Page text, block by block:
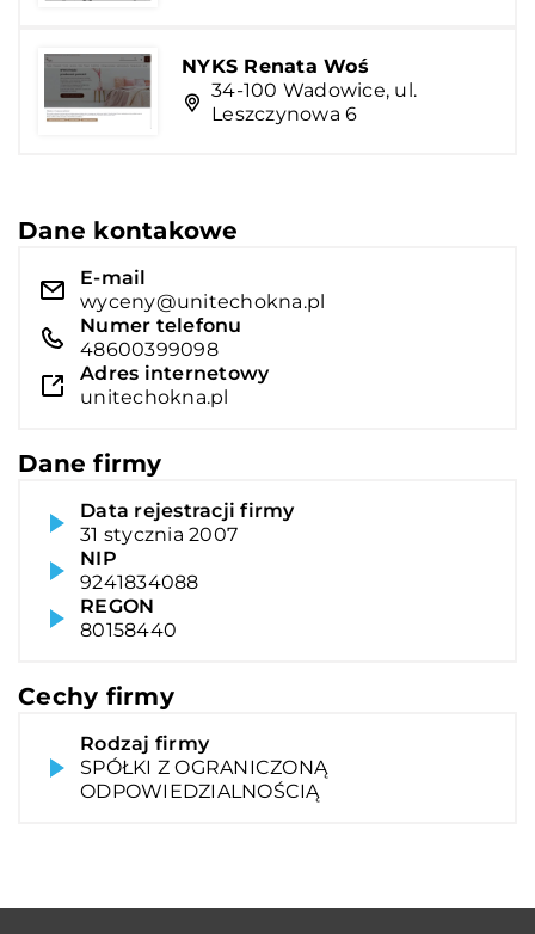
NYKS Renata Woś
34-100 Wadowice, ul.
Leszczynowa 6
Dane kontakowe
E-mail
wyceny@unitechokna.pl
Numer telefonu
48600399098
Adres internetowy
unitechokna.pl
Dane firmy
Data rejestracji firmy
31 stycznia 2007
NIP
9241834088
REGON
80158440
Cechy firmy
Rodzaj firmy
SPÓŁKI Z OGRANICZONĄ
ODPOWIEDZIALNOŚCIĄ